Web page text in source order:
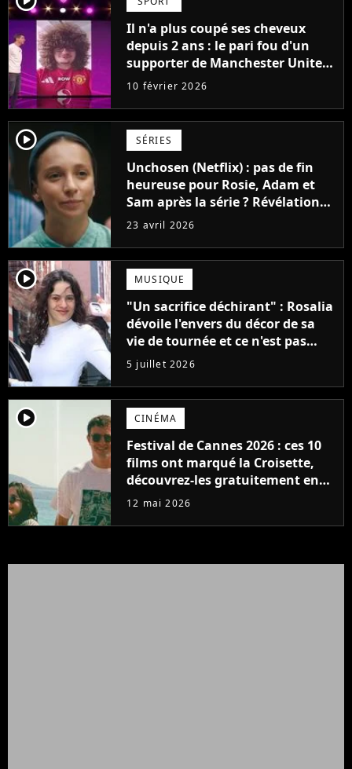
Il n'a plus coupé ses cheveux
depuis 2 ans : le pari fou d'un
supporter de Manchester United
pourrait enfin prendre fin ce soir
10 février 2026
player2 SÉRIES
Unchosen (Netflix) : pas de fin
heureuse pour Rosie, Adam et
Sam après la série ? Révélations
des acteurs
23 avril 2026
player2 MUSIQUE
"Un sacrifice déchirant" : Rosalia
dévoile l'envers du décor de sa
vie de tournée et ce n'est pas
aussi rose que ça en a l'air
5 juillet 2026
player2 CINÉMA
Festival de Cannes 2026 : ces 10
films ont marqué la Croisette,
découvrez-les gratuitement en
streaming
12 mai 2026